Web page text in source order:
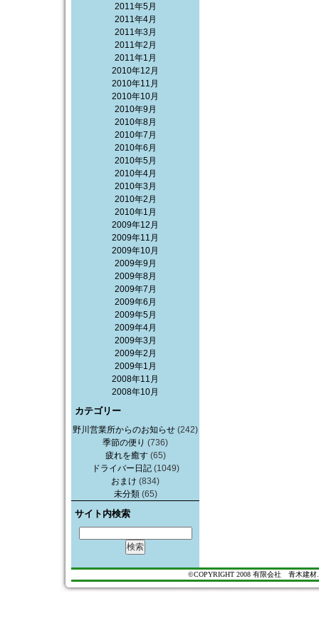
2011年5月
2011年4月
2011年3月
2011年2月
2011年1月
2010年12月
2010年11月
2010年10月
2010年9月
2010年8月
2010年7月
2010年6月
2010年5月
2010年4月
2010年3月
2010年2月
2010年1月
2009年12月
2009年11月
2009年10月
2009年9月
2009年8月
2009年7月
2009年6月
2009年5月
2009年4月
2009年3月
2009年2月
2009年1月
2008年11月
2008年10月
カテゴリー
野川営業所からのお知らせ (242)
季節の便り (736)
疲れを癒す(65)
ドライバー日記(1049)
おまけ (834)
未分類(65)
サイト内検索
©COPYRIGHT 2008 有限会社 青木建材.